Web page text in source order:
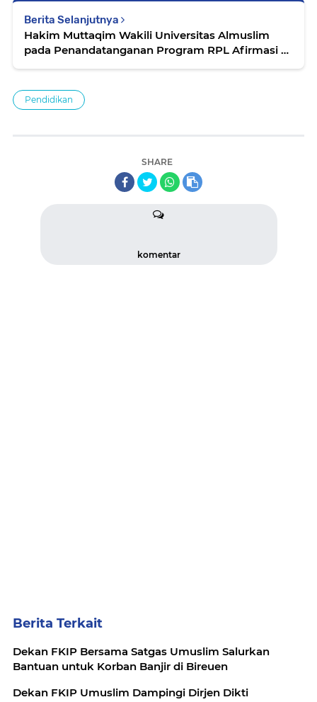
Berita Selanjutnya
Hakim Muttaqim Wakili Universitas Almuslim
pada Penandatanganan Program RPL Afirmasi di
Pendidikan
SHARE
komentar
Berita Terkait
Dekan FKIP Bersama Satgas Umuslim Salurkan
Bantuan untuk Korban Banjir di Bireuen
Dekan FKIP Umuslim Dampingi Dirjen Dikti